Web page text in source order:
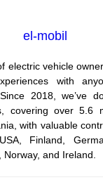
el-mobil
electric vehicle
with
2018, we’ve
covering over 5.6
with valuable
Finland,
and Ireland.